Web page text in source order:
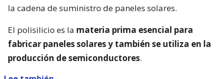
la cadena de suministro de paneles solares.
El polisilicio es la materia prima esencial para
fabricar paneles solares y también se utiliza en la
producción de semiconductores.